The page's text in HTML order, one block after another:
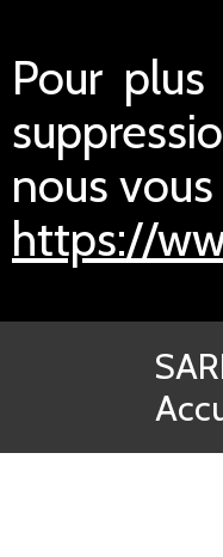
Pour
nous
https://